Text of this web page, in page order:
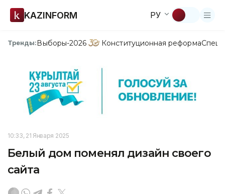
KAZINFORM РУ
Тренды:Выборы-2026 Конституционная реформа
10:33, 21 Января 2025
Белый дом поменял дизайн своего
сайта